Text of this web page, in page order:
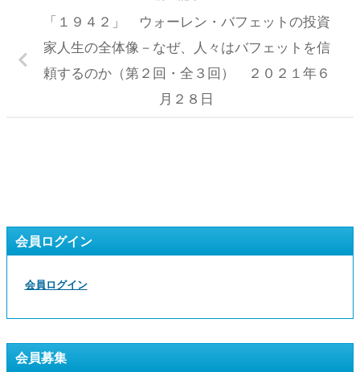
「１９４２」 ウォーレン・バフェットの投資
家人生の全体像－なぜ、人々はバフェットを信
頼するのか（第２回・全３回） ２０２１年６
月２８日
会員ログイン
会員ログイン
会員募集